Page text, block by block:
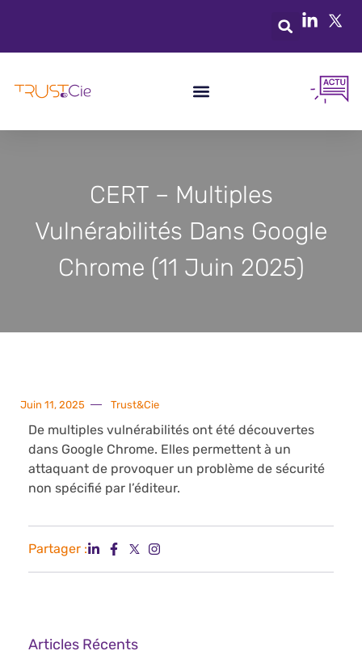
CERT – Multiples
Vulnérabilités Dans Google
Chrome (11 Juin 2025)
Juin 11, 2025 Trust&Cie
De multiples vulnérabilités ont été découvertes
dans Google Chrome. Elles permettent à un
attaquant de provoquer un problème de sécurité
non spécifié par l’éditeur.
Partager :
Articles Récents